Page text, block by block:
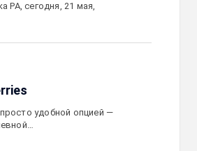
РА, сегодня, 21 мая,
удобной опцией —